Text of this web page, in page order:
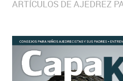
ARTÍCULOS DE AJEDREZ